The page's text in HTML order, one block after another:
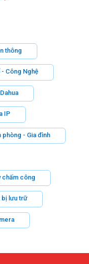
thông
- Công Nghệ
IP
phòng - Gia đình
chấm công
bị lưu trữ